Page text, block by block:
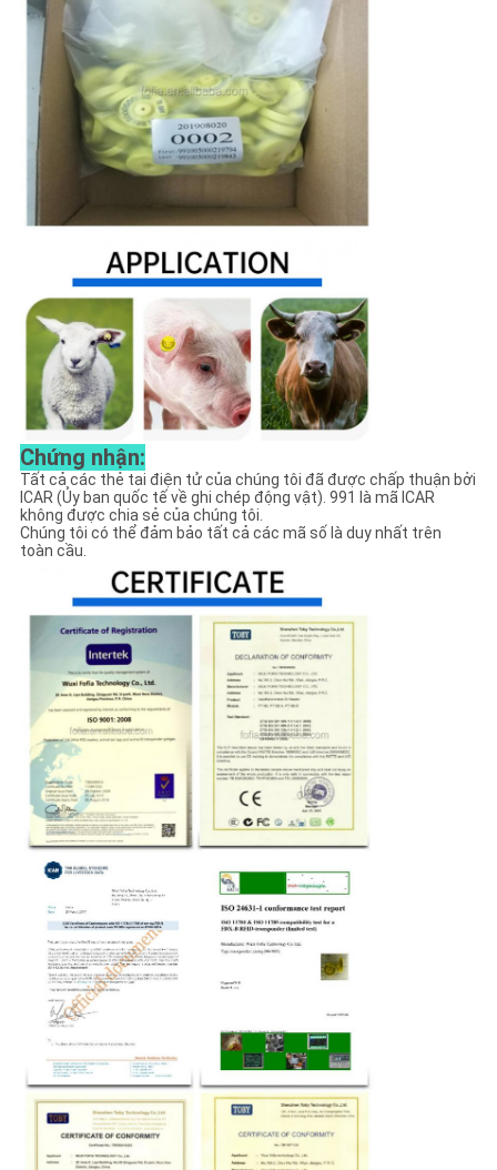
Chứng nhận:
Tất cả các thẻ tai điện tử của chúng tôi đã được chấp thuận bởi
ICAR (Ủy ban quốc tế về ghi chép động vật). 991 là mã ICAR
không được chia sẻ của chúng tôi.
Chúng tôi có thể đảm bảo tất cả các mã số là duy nhất trên
toàn cầu.